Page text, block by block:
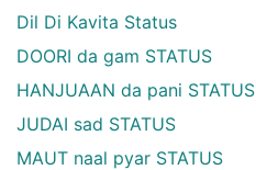
Dil Di Kavita Status
DOORI da gam STATUS
HANJUAAN da pani STATUS
JUDAI sad STATUS
MAUT naal pyar STATUS